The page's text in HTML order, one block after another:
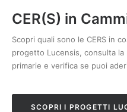
CER(S) in
Scopri quali sono le CERS in
progetto Lucensis, consulta la
primarie e verifica se puoi
SCOPRI I PROGETTI